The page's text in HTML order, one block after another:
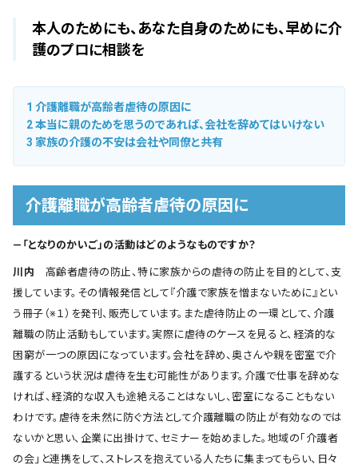
本人のためにも、あなた自身のためにも、早めに介
護のプロに相談を
1 介護離職が高齢者虐待の原因に
2本当に親のためを思うのであれば、会社を辞めてはいけない
3 家族の介護の不安は会社や同僚と共有
介護離職が高齢者虐待の原因に
―「となりのかいご」の活動はどのようなものですか？
川内 高齢者虐待の防止、特に家族からの虐待の防止を目的として、支
援しています。その情報発信として『介護で家族を憎まないために』とい
う冊子（※１）を発刊、販売しています。また虐待防止の一環として、介護
離職の防止活動もしています。実際に虐待のケースを見ると、経済的な
困窮が一つの原因になっています。会社を辞め、奥さんや親を密室で介
護するという状況は虐待を生む可能性があります。介護で仕事を辞めな
ければ、経済的な収入も途絶えることはないし、密室になることもない
わけです。虐待を未然に防ぐ方法として介護離職の防止が有効なのでは
ないかと思い、企業に出掛けて、セミナーを始めました。地域の「介護者
の会」と連携をして、ストレスを抱えている人たちに集まってもらい、日々